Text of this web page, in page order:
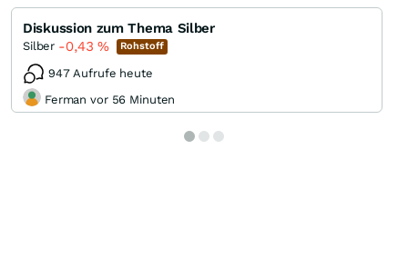
geltend gemacht werden, frei.
4.11. AXINO ist jederzeit berechtigt, vom Nutzer eingestellte Inhalte zu
löschen und/oder den Zugang des Nutzers zu sperren. Ersatzansprüche des
Nutzers wegen gelöschter Inhalte sind ausgeschlossen. Der Nutzer ist
selbst verantwortlich für die Sicherung der eingestellten Inhalte.
5.1. AXINO gewährleistet nicht, dass das Angebot jederzeit erreichbar und